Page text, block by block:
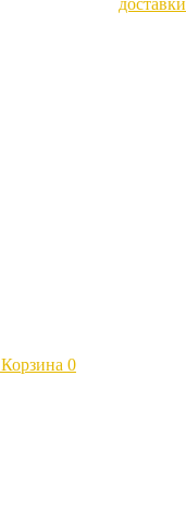
доставки
Корзина 0